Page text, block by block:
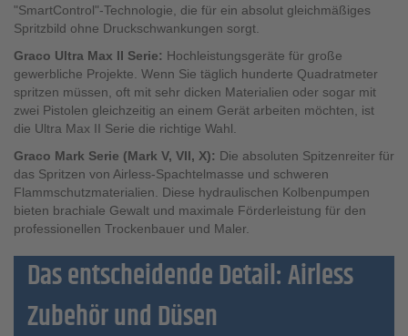
"SmartControl"-Technologie, die für ein absolut gleichmäßiges
Spritzbild ohne Druckschwankungen sorgt.
Graco Ultra Max II Serie: Hochleistungsgeräte für große
gewerbliche Projekte. Wenn Sie täglich hunderte Quadratmeter
spritzen müssen, oft mit sehr dicken Materialien oder sogar mit
zwei Pistolen gleichzeitig an einem Gerät arbeiten möchten, ist
die Ultra Max II Serie die richtige Wahl.
Graco Mark Serie (Mark V, VII, X): Die absoluten Spitzenreiter für
das Spritzen von Airless-Spachtelmasse und schweren
Flammschutzmaterialien. Diese hydraulischen Kolbenpumpen
bieten brachiale Gewalt und maximale Förderleistung für den
professionellen Trockenbauer und Maler.
Das entscheidende Detail: Airless
Zubehör und Düsen